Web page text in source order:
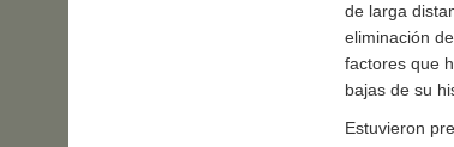
de larga
eliminación
factores que
bajas de su
Estuvieron